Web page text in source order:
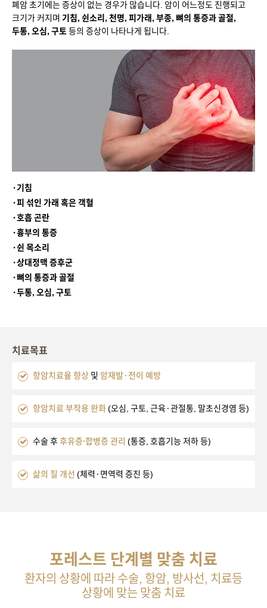
폐암 초기에는 증상이 없는 경우가 많습니다. 암이 어느정도 진행되고
크기가 커지며 기침, 쉰소리, 천명, 피가래, 부종, 뼈의 통증과 골절,
두통, 오심, 구토 등의 증상이 나타나게 됩니다.
·기침
·피 섞인 가래 혹은 객혈
· 호흡 곤란
·흉부의 통증
·쉰 목소리
·상대정맥 증후군
· 뼈의 통증과 골절
·두통, 오심, 구토
치료목표
항암치료율 향상 및 암재발·전이 예방
항암치료 부작용 완화 (오심, 구토, 근육·관절통, 말초신경염 등)
수술 후 후유증∙합병증 관리 (통증, 호흡기능 저하 등)
삶의 질 개선 (체력·면역력 증진 등)
포레스트 단계별 맞춤 치료
환자의 상황에 따라 수술, 항암, 방사선, 치료등
상황에 맞는 맞춤 치료